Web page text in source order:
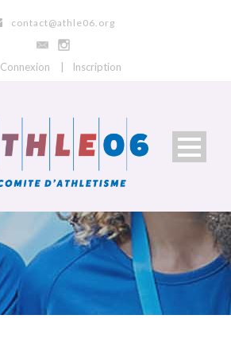
contact@athle06.org
Connexion Inscription